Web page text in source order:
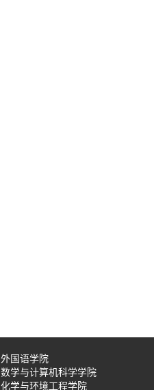
外国语学院
数学与计算机科学学院
化学与环境工程学院